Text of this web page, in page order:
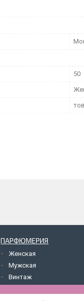
50
ПАРФЮМЕРИЯ
Женская
Мужская
Винтаж